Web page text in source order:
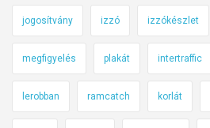
jogosítvány izzó izzókészlet
megfigyelés plakát intertraffic
lerobban ramcatch korlát